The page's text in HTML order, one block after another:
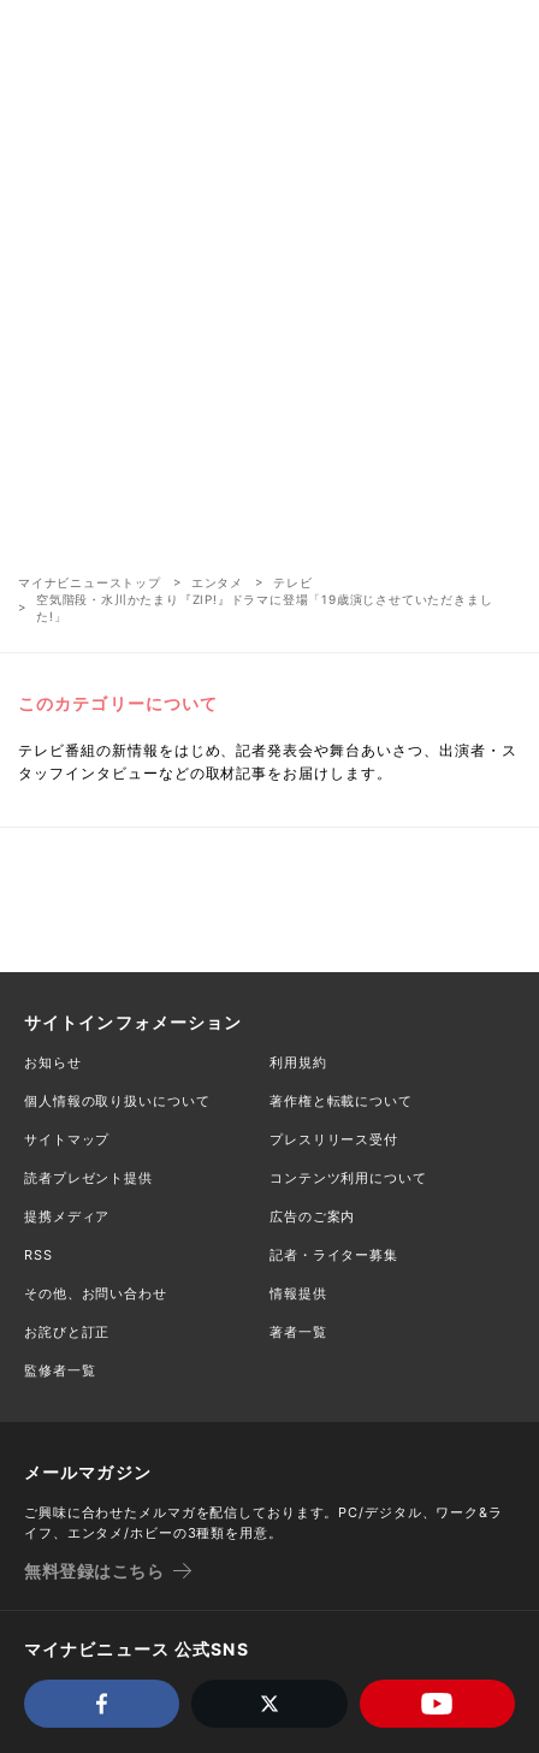
マイナビニューストップ エンタメ
テレビ
空気階段・水川かたまり『ZIP!』ドラマに登場「19歳演じさせていただきまし
た!」
このカテゴリーについて
テレビ番組の新情報をはじめ、記者発表会や舞台あいさつ、出演者・ス
タッフインタビューなどの取材記事をお届けします。
サイトインフォメーション
お知らせ 利用規約
個人情報の取り扱いについて 著作権と転載について
サイトマップ プレスリリース受付
読者プレゼント提供 コンテンツ利用について
提携メディア 広告のご案内
RSS 記者・ライター募集
その他、お問い合わせ 情報提供
お詫びと訂正 著者一覧
監修者一覧
メールマガジン
ご興味に合わせたメルマガを配信しております。PC/デジタル、ワーク&ラ
イフ、エンタメ/ホビーの3種類を用意。
無料登録はこちら
マイナビニュース 公式SNS